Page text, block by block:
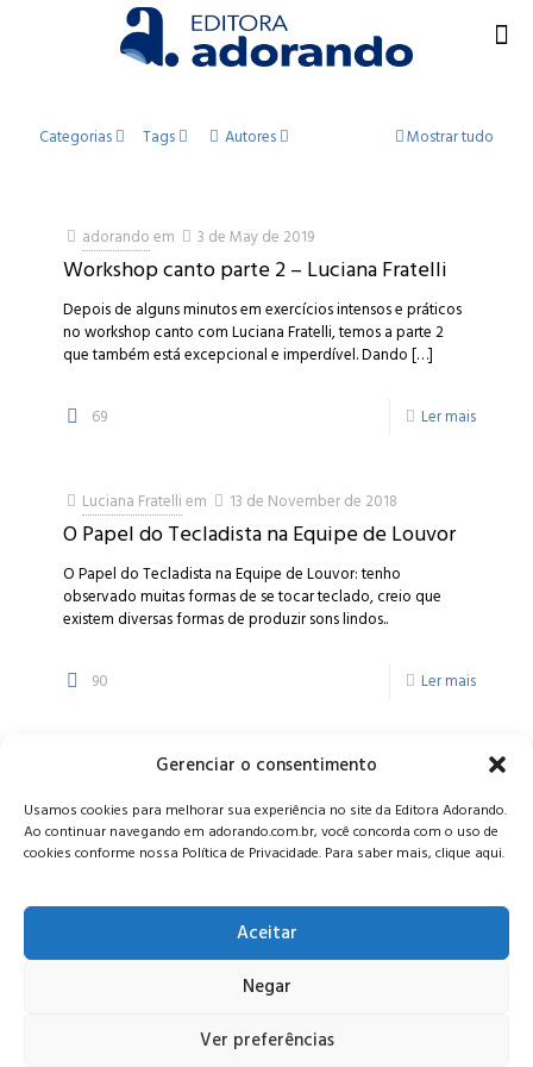
Gerenciar o consentimento
Usamos cookies para melhorar sua experiência no site da Editora Adorando.
Ao continuar navegando em adorando.com.br, você concorda com o uso de
cookies conforme nossa Política de Privacidade. Para saber mais, clique aqui.
Aceitar
Negar
Ver preferências
Categorias Tags Autores Mostrar tudo
adorandoem 3 de May de 2019
Workshop canto parte 2 – Luciana Fratelli
Depois de alguns minutos em exercícios intensos e práticos
no workshop canto com Luciana Fratelli, temos a parte 2
que também está excepcional e imperdível. Dando[…]
69 Ler mais
Luciana Fratelliem 13 de November de 2018
O Papel do Tecladista na Equipe de Louvor
O Papel do Tecladista na Equipe de Louvor: tenho
observado muitas formas de se tocar teclado, creio que
existem diversas formas de produzir sons lindos..
90 Ler mais
Alameda Oscar Niemeyer, 1033 – 7º Andar - Portaria 04, Vila da
Serra - Nova Lima/MG, CEP: 34006-065 - MG
CONTATO:editora@adorando.com.br
Consulte nossapolítica de privacidade